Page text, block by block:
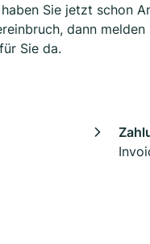
Sie jetzt schon
dann melden
Sie da.